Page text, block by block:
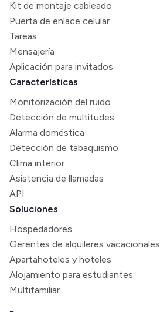
Kit de montaje cableado
Puerta de enlace celular
Tareas
Mensajería
Aplicación para invitados
Características
Monitorización del ruido
Detección de multitudes
Alarma doméstica
Detección de tabaquismo
Clima interior
Asistencia de llamadas
API
Soluciones
Hospedadores
Gerentes de alquileres vacacionales
Apartahoteles y hoteles
Alojamiento para estudiantes
Multifamiliar